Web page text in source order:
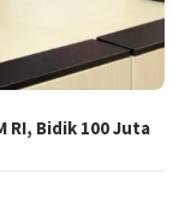
RI, Bidik 100 Juta